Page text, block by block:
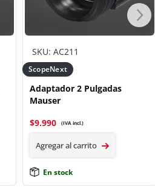
SKU: AC211
ScopeNext
Adaptador 2 Pulgadas
Mauser
$9.990 (IVA incl.)
Agregar al carrito
En stock